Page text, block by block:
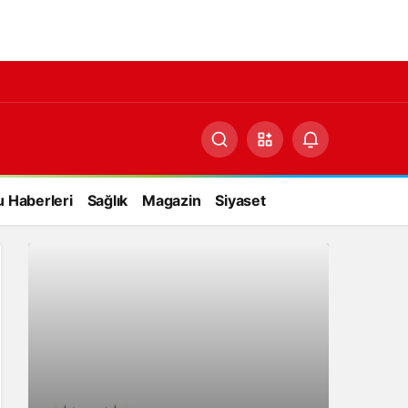
Haberleri Sağlık Magazin Siyaset